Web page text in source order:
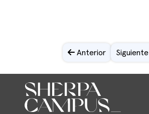
Anterior Siguiente